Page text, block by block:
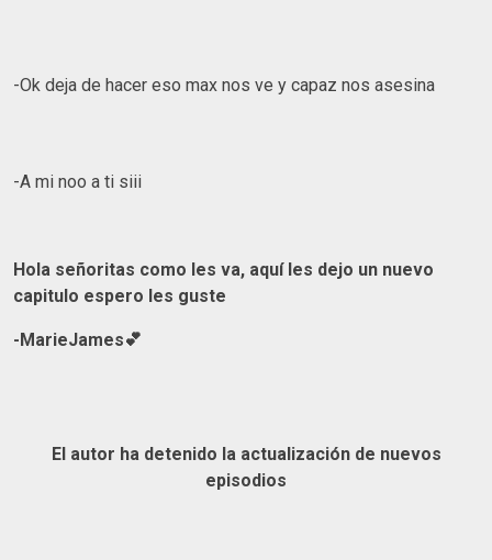
-Ok deja de hacer eso max nos ve y capaz nos asesina
-A mi noo a ti siii
Hola señoritas como les va, aquí les dejo un nuevo
capitulo espero les guste
-MarieJames💕
El autor ha detenido la actualización de nuevos
episodios